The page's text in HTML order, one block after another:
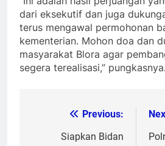
dari eksekutif dan juga
terus mengawal permohonan
kementerian. Mohon doa dan
masyarakat Blora agar
segera terealisasi,” pungkasnya.
navigation
Previous:
Siapkan Bidan